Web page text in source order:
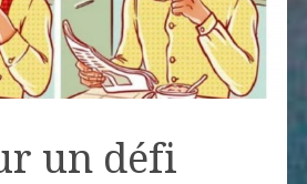
un défi